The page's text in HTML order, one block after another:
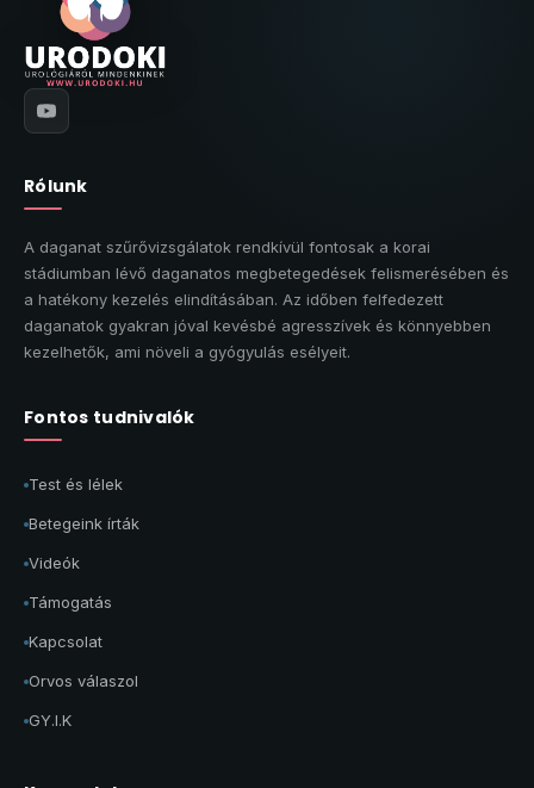
Rólunk
A daganat szűrővizsgálatok rendkívül fontosak a korai
stádiumban lévő daganatos megbetegedések felismerésében és
a hatékony kezelés elindításában. Az időben felfedezett
daganatok gyakran jóval kevésbé agresszívek és könnyebben
kezelhetők, ami növeli a gyógyulás esélyeit.
Fontos tudnivalók
Test és lélek
Betegeink írták
Videók
Támogatás
Kapcsolat
Orvos válaszol
GY.I.K